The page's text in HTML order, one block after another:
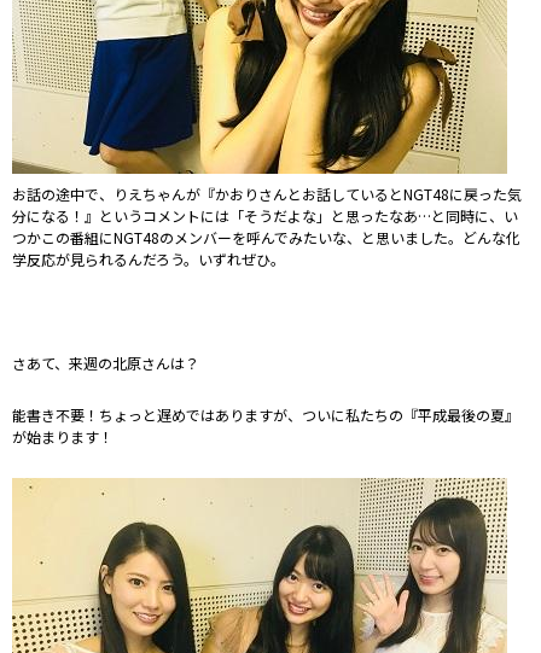
お話の途中で、りえちゃんが『かおりさんとお話しているとNGT48に戻った気
分になる！』というコメントには「そうだよな」と思ったなあ…と同時に、い
つかこの番組にNGT48のメンバーを呼んでみたいな、と思いました。どんな化
学反応が見られるんだろう。いずれぜひ。
さあて、来週の北原さんは？
能書き不要！ちょっと遅めではありますが、ついに私たちの『平成最後の夏』
が始まります！